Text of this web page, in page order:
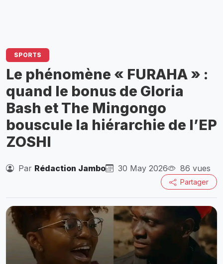
SPORTS
Le phénomène « FURAHA » :
quand le bonus de Gloria
Bash et The Mingongo
bouscule la hiérarchie de l’EP
ZOSHI
Par Rédaction Jambo 30 May 2026 86 vues
Partager